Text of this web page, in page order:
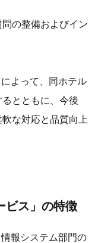
の整備およびイン
よって、同ホテル
とともに、今後
な対応と品質向上
ビス」の特徴
報システム部門の